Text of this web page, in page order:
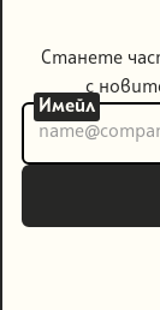
Станете
с
Имейл